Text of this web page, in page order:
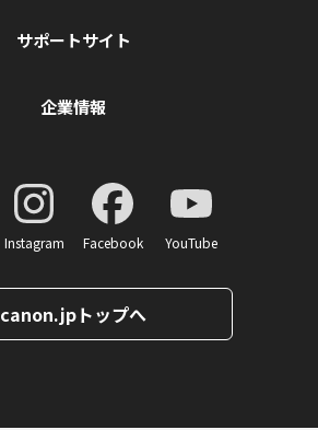
サポートサイト
企業情報
Instagram Facebook YouTube
canon.jpトップへ